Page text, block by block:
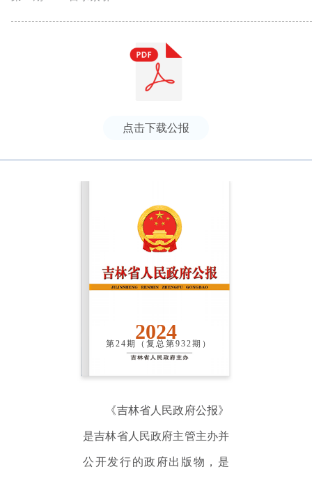
点击下载公报
2024
第24期（复总第932期）
《吉林省人民政府公报》
是吉林省人民政府主管主办并
公开发行的政府出版物，是